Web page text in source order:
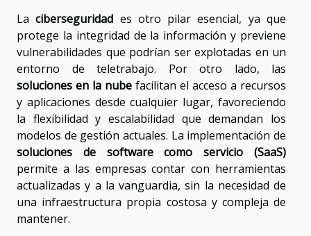
Laciberseguridad es otro pilar esencial, ya que
protege la integridad de la información y previene
vulnerabilidades que podrían ser explotadas en un
entorno de teletrabajo. Por otro lado, las
soluciones en la nube facilitan el acceso a recursos
y aplicaciones desde cualquier lugar, favoreciendo
la flexibilidad y escalabilidad que demandan los
modelos de gestión actuales. La implementación de
soluciones de software como servicio (SaaS)
permite a las empresas contar con herramientas
actualizadas y a la vanguardia, sin la necesidad de
una infraestructura propia costosa y compleja de
mantener.